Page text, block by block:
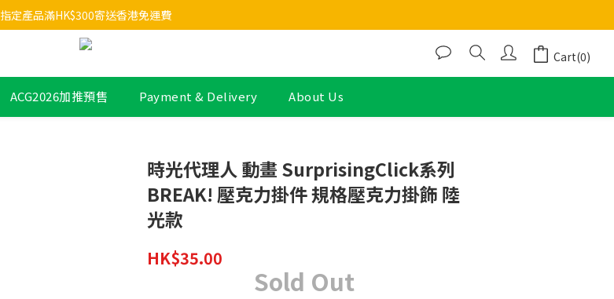
指定產品滿HK$300寄送香港免運費
Cart(0)
ACG2026加推預售 Payment & Delivery About Us
時光代理人 動畫 SurprisingClick系列
BREAK! 壓克力掛件 規格壓克力掛飾 陸
光款
HK$35.00
Sold Out